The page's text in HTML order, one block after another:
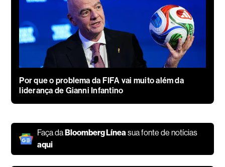
Por que o problema da FIFA vai muito além da
liderança de Gianni Infantino
Faça daBloomberg Líneasua fonte de notícias
aqui